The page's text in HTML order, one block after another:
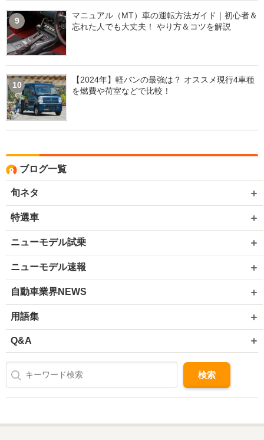
9
マニュアル（MT）車の運転方法ガイド｜初心者＆
忘れた人でも大丈夫！ やり方＆コツを解説
10
【2024年】軽バンの最強は？ オススメ現行4車種
を燃費や荷室などで比較！
ブログ一覧
旬ネタ
特選車
ニューモデル試乗
ニューモデル速報
自動車業界NEWS
用語集
Q&A